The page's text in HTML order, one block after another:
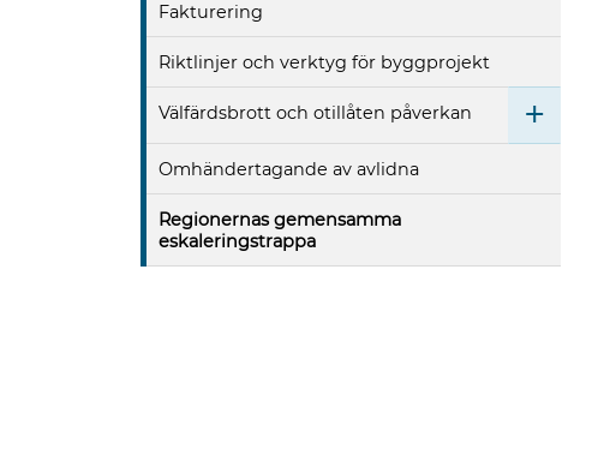
Fakturering
Riktlinjer och verktyg för byggprojekt
Välfärdsbrott och otillåten påverkan
Omhändertagande av avlidna
Regionernas gemensamma
eskaleringstrappa